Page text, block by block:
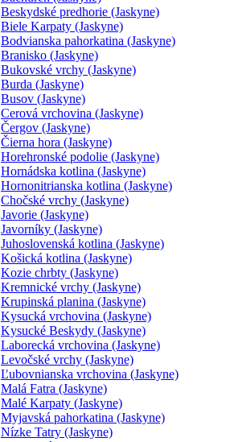
Beskydské predhorie (Jaskyne)
Biele Karpaty (Jaskyne)
Bodvianska pahorkatina (Jaskyne)
Branisko (Jaskyne)
Bukovské vrchy (Jaskyne)
Burda (Jaskyne)
Busov (Jaskyne)
Cerová vrchovina (Jaskyne)
Čergov (Jaskyne)
Čierna hora (Jaskyne)
Horehronské podolie (Jaskyne)
Hornádska kotlina (Jaskyne)
Hornonitrianska kotlina (Jaskyne)
Chočské vrchy (Jaskyne)
Javorie (Jaskyne)
Javorníky (Jaskyne)
Juhoslovenská kotlina (Jaskyne)
Košická kotlina (Jaskyne)
Kozie chrbty (Jaskyne)
Kremnické vrchy (Jaskyne)
Krupinská planina (Jaskyne)
Kysucká vrchovina (Jaskyne)
Kysucké Beskydy (Jaskyne)
Laborecká vrchovina (Jaskyne)
Levočské vrchy (Jaskyne)
Ľubovnianska vrchovina (Jaskyne)
Malá Fatra (Jaskyne)
Malé Karpaty (Jaskyne)
Myjavská pahorkatina (Jaskyne)
Nízke Tatry (Jaskyne)